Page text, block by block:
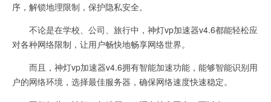
序，解锁地理限制，保护隐私安全。
不论是在学校、公司、旅行中，神灯vp加速器v4.6都能轻松应
对各种网络限制，让用户畅快地畅享网络世界。
而且，神灯vp加速器v4.6拥有智能加速功能，能够智能识别用
户的网络环境，选择最佳服务器，确保网络速度快速稳定。